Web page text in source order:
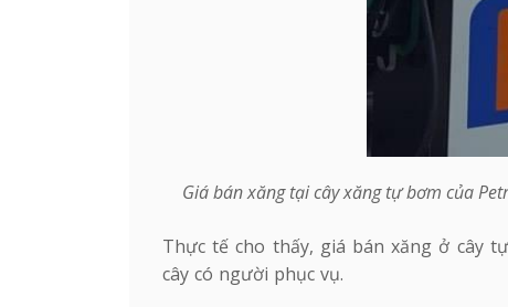
Giá bán xăng tại cây xăng tự bơm của
Thực tế cho thấy, giá bán xăng ở cây
cây có người phục vụ.